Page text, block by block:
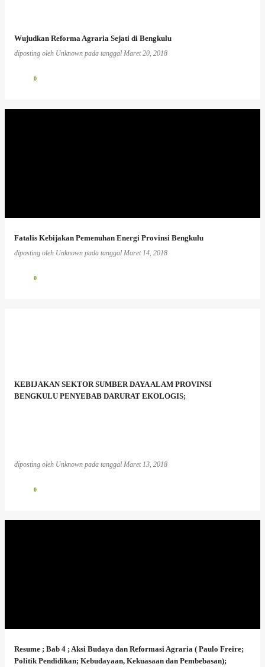
Wujudkan Reforma Agraria Sejati di Bengkulu
diposting oleh Unknown pada tanggal Maret 20, 2018
0
Fatalis Kebijakan Pemenuhan Energi Provinsi Bengkulu
diposting oleh Unknown pada tanggal Maret 14, 2018
0
KEBIJAKAN SEKTOR SUMBER DAYA ALAM PROVINSI
BENGKULU PENYEBAB DARURAT EKOLOGIS;
diposting oleh Unknown pada tanggal Maret 13, 2018
0
Resume ; Bab 4 ; Aksi Budaya dan Reformasi Agraria ( Paulo Freire;
Politik Pendidikan; Kebudayaan, Kekuasaan dan Pembebasan);